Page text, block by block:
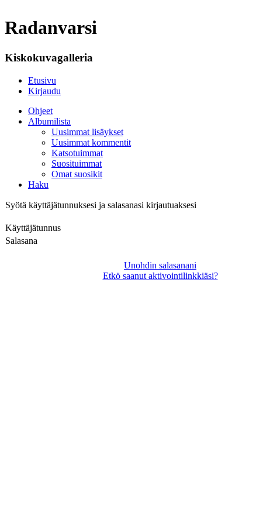
Radanvarsi
Kiskokuvagalleria
Etusivu
Kirjaudu
Ohjeet
Albumilista
Uusimmat lisäykset
Uusimmat kommentit
Katsotuimmat
Suosituimmat
Omat suosikit
Haku
Syötä käyttäjätunnuksesi ja salasanasi kirjautuaksesi
Käyttäjätunnus
Salasana
Unohdin salasanani
Etkö saanut aktivointilinkkiäsi?